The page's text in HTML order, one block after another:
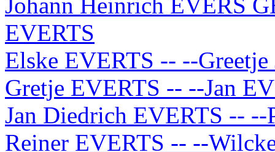
EVERTS
Elske EVERTS -- --Greetje
Gretje EVERTS -- --Jan
Jan Diedrich EVERTS -- --
Reiner EVERTS -- --